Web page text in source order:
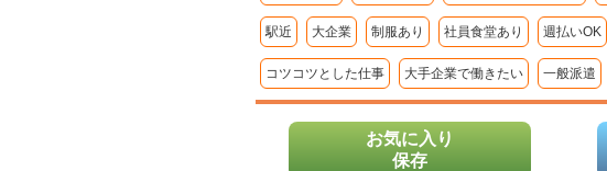
駅近 大企業 制服あり 社員食堂あり 週払いOK
コツコツとした仕事 大手企業で働きたい 一般派遣
お気に入り
保存